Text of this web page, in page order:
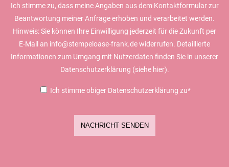
Ich stimme zu, dass meine Angaben aus dem Kontaktformular zur
Beantwortung meiner Anfrage erhoben und verarbeitet werden.
Hinweis: Sie können Ihre Einwilligung jederzeit für die Zukunft per
E-Mail an info@stempeloase-frank.de widerrufen. Detaillierte
Informationen zum Umgang mit Nutzerdaten finden Sie in unserer
Datenschutzerklärung (siehe hier).
Ich stimme obiger Datenschutzerklärung zu*
NACHRICHT SENDEN